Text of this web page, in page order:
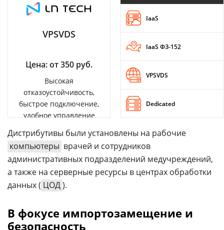
VPSVDS
Цена: от 350 руб.
Высокая
отказоустойчивость,
быстрое подключение,
удобное управление
IaaS
IaaS ФЗ-152
VPSVDS
Dedicated
Дистрибутивы были установлены на рабочие
компьютеры врачей и сотрудников
административных подразделений медучреждений,
а также на серверные ресурсы в центрах обработки
данных ( ЦОД).
В фокусе импортозамещение и
безопасность